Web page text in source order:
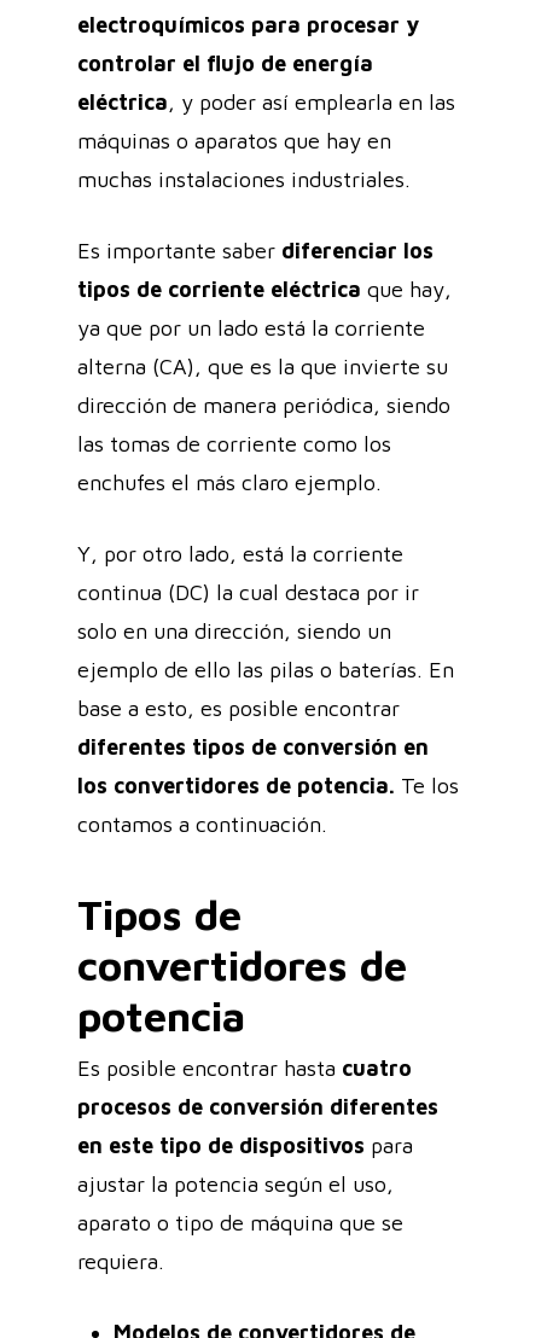
electroquímicos para procesar y
controlar el flujo de energía
eléctrica, y poder así emplearla en las
máquinas o aparatos que hay en
muchas instalaciones industriales.
Es importante saber diferenciar los
tipos de corriente eléctrica que hay,
ya que por un lado está la corriente
alterna (CA), que es la que invierte su
dirección de manera periódica, siendo
las tomas de corriente como los
enchufes el más claro ejemplo.
Y, por otro lado, está la corriente
continua (DC) la cual destaca por ir
solo en una dirección, siendo un
ejemplo de ello las pilas o baterías. En
base a esto, es posible encontrar
diferentes tipos de conversión en
los convertidores de potencia. Te los
contamos a continuación.
Tipos de
convertidores de
potencia
Es posible encontrar hasta cuatro
procesos de conversión diferentes
en este tipo de dispositivos para
ajustar la potencia según el uso,
aparato o tipo de máquina que se
requiera.
Modelos de convertidores de